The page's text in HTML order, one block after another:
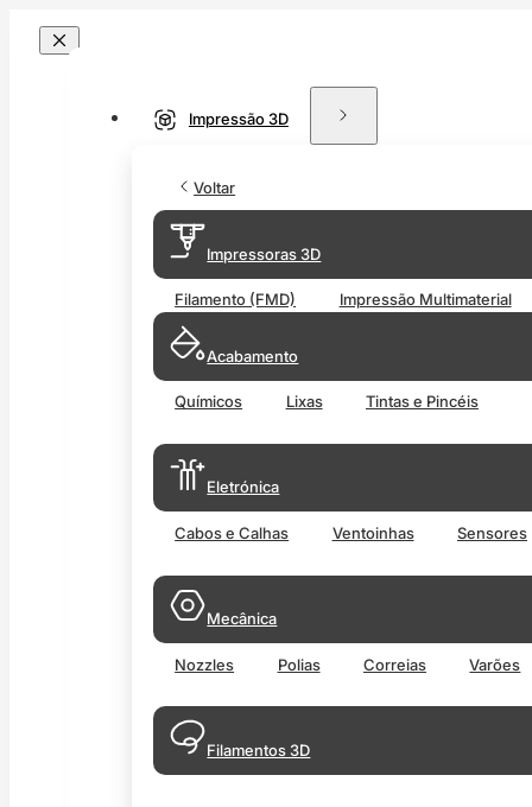
Impressão 3D
Voltar
Impressoras 3D
Filamento (FMD) Impressão Multimaterial
Acabamento
Químicos Lixas Tintas e Pincéis
Eletrónica
Cabos e Calhas Ventoinhas Sensores
Mecânica
Nozzles Polias Correias Varões
Filamentos 3D